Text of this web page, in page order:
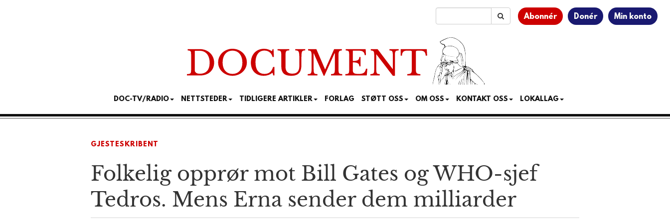
Abonnér Donér Min konto
DOC-TV/RADIO NETTSTEDER TIDLIGERE ARTIKLER FORLAG STØTT OSS OM OSS KONTAKT OSS LOKALLAG
GJESTESKRIBENT
Folkelig opprør mot Bill Gates og WHO-sjef
Tedros. Mens Erna sender dem milliarder